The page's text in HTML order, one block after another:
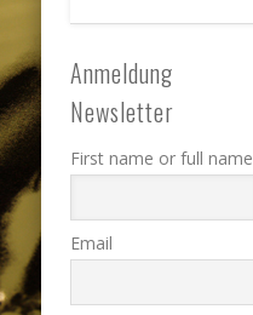
Anmeldung
Newsletter
First name or full name
Email